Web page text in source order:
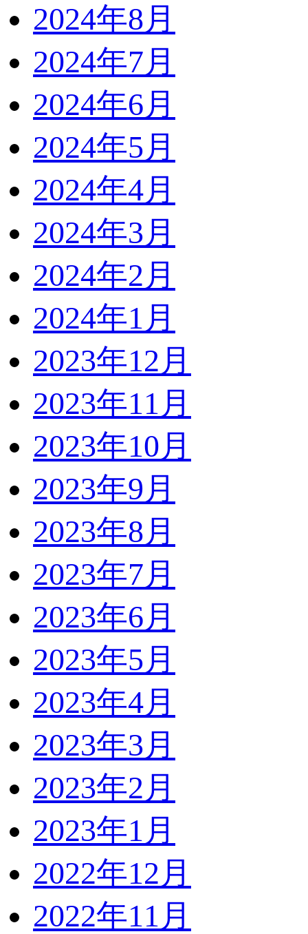
2024年8月
2024年7月
2024年6月
2024年5月
2024年4月
2024年3月
2024年2月
2024年1月
2023年12月
2023年11月
2023年10月
2023年9月
2023年8月
2023年7月
2023年6月
2023年5月
2023年4月
2023年3月
2023年2月
2023年1月
2022年12月
2022年11月